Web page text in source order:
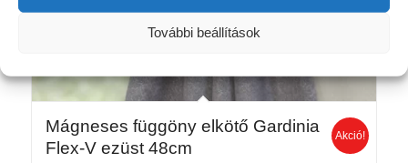
További beállítások
Mágneses függöny elkötő Gardinia
Flex-V ezüst 48cm
Akció!